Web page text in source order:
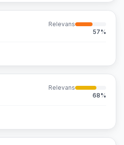
Relevans
57%
Relevans
68%